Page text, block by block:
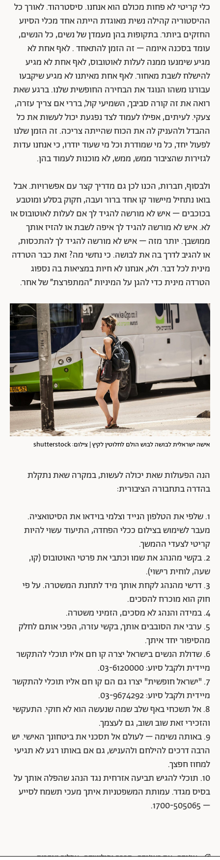
כלי קריטי לא פחות מכולם הוא אנחנו. סיסטרהוד. לאורך כל
ההיסטוריה קהילה נשית מאוגדת הייתה אחד מכלי הסיוע
החזקים ביותר. בתקופות בהן מעמדן של נשים, כל הנשים,
עומד בסכנה איומה – זה הזמן להתאחד . לאף אחת לא
מגיע שימנעו ממנה לעלות לאוטובוס, לאף אחת לא מגיע
להישלח לשבת מאחור. לאף אחת מאיתנו לא מגיע שיקבעו
עבורנו משהו הנוגד את הבחירה החופשית שלנו. ברגע שאת
רואה את זה קורה סביבך, השמיעי קול, בררי אם צריך עזרה,
צעקי. לעיתים, אפילו לעמוד לצד נפגעת יכול לעשות את כל
ההבדל ולהעניק לה את הכוח שהייתה צריכה. זה הזמן שלנו
לפעול יחד, כל מי שמודרת וכל מי שעוד יודרו, כי אנחנו עדות
לגזירות שהציבור ממש, ממש, לא מוכנות לעמוד בהן.
ולבסוף, חברות, הכנו לכן גם מדריך קצר עם אפשרויות. אבל
בואו נתחיל מיישור קו אחד ברור ועבה, חקוק בסלע ומוטבע
בכוכבים – איש לא מורשה להגיד לך אם לעלות לאוטובוס או
לא. איש לא מורשה להגיד לך איפה לשבת או להזיז אותך
ממושבך. יותר מזה – איש לא מורשה להגיד לך להתכסות,
או להגיב לדרך בה את לבושה. כי נחשי מה? זאת כבר הטרדה
מינית לכל דבר. ולא, אנחנו לא חיות במציאות בה נספוג
הטרדה מינית כדי להגן על המיניות ״המתפרצת״ של אחר.
אישה ישראלית לבושה לבוש הולם לחלוטין לקיץ | צילום: shutterstock
הנה הפעולות שאת יכולה לעשות, במקרה שאת נתקלת
בהדרה בתחבורה הציבורית:
1. שלפי את הטלפון הנייד וצלמי בוידאו את הסיטואציה.
מעבר לשימוש בצילום ככלי הפחדה, התיעוד עשוי להיות
קריטי לצעדי ההמשך.
2. בקשי מהנהג את שמו וכתבי את פרטי האוטובוס (קו,
שעה, לוחית רישוי).
3. דרשי מהנהג לקחת אותך מיד לתחנת המשטרה. על פי
חוק הוא מוכרח להסכים.
4. במידה והנהג לא מסכים, הזמיני משטרה.
5. ערבי את הסובבים אותך, בקשי עזרה, הפכי אותם לחלק
מהסיפור יחד איתך.
6. שדולת הנשים בישראל יצרה קו חם אליו תוכלי להתקשר
מיידית ולקבל סיוע: 03-6120000.
7. "ישראל חופשית" יצרו גם הם קו חם אליו תוכלי להתקשר
מיידית ולקבל סיוע: 03-9674292.
8. אל תשכחי באף שלב שמה שנעשה הוא לא חוקי. התעקשי
והזכירי זאת שוב ושוב, גם לעצמך.
9. באותה נשימה – לעולם אל תסכני את ביטחונך האישי. יש
הרבה דרכים להילחם ולהעניש, גם אם באותו רגע לא תגיעי
למחוז חפצך.
10. תוכלי להגיש תביעה אזרחית נגד הנהג שהפלה אותך על
בסיס מגדר. עמותת המשפטניות איתך מעכי תשמח לסייע
– 1700-505065.